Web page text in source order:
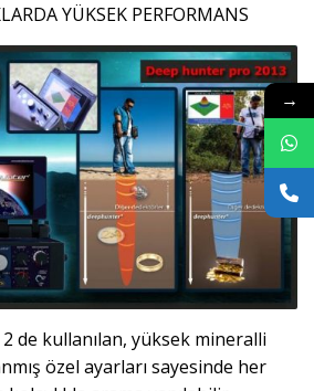
YÜKSEK PERFORMANS
de kullanılan, yüksek mineralli
özel ayarları sayesinde her
→